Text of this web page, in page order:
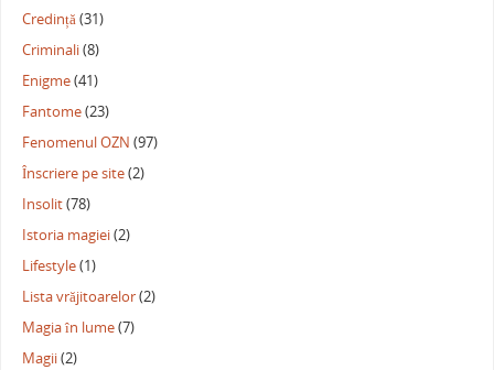
Credință(31)
Criminali(8)
Enigme(41)
Fantome(23)
Fenomenul OZN (97)
Înscriere pe site(2)
Insolit(78)
Istoria magiei(2)
Lifestyle(1)
Lista vrăjitoarelor(2)
Magia în lume(7)
Magii(2)